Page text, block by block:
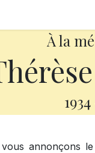
À la
1934
annonçons